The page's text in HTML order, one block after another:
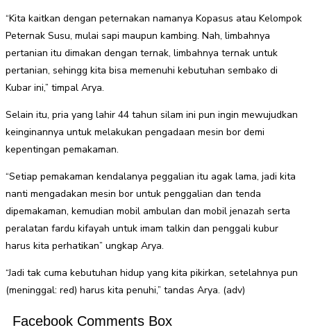
“Kita kaitkan dengan peternakan namanya Kopasus atau Kelompok
Peternak Susu, mulai sapi maupun kambing. Nah, limbahnya
pertanian itu dimakan dengan ternak, limbahnya ternak untuk
pertanian, sehingg kita bisa memenuhi kebutuhan sembako di
Kubar ini,” timpal Arya.
Selain itu, pria yang lahir 44 tahun silam ini pun ingin mewujudkan
keinginannya untuk melakukan pengadaan mesin bor demi
kepentingan pemakaman.
“Setiap pemakaman kendalanya peggalian itu agak lama, jadi kita
nanti mengadakan mesin bor untuk penggalian dan tenda
dipemakaman, kemudian mobil ambulan dan mobil jenazah serta
peralatan fardu kifayah untuk imam talkin dan penggali kubur
harus kita perhatikan” ungkap Arya.
“Jadi tak cuma kebutuhan hidup yang kita pikirkan, setelahnya pun
(meninggal: red) harus kita penuhi,” tandas Arya. (adv)
Facebook Comments Box